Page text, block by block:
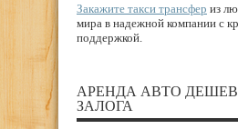
Закажите такси трансфер из
мира в надежной компании с
поддержкой.
АРЕНДА АВТО
ЗАЛОГА